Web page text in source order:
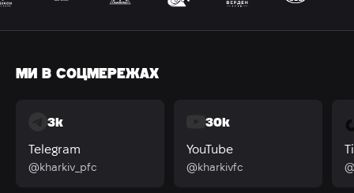
МИ В СОЦМЕРЕЖАХ
3k
Telegram
@kharkiv_pfc
30k
YouTube
@kharkivfc